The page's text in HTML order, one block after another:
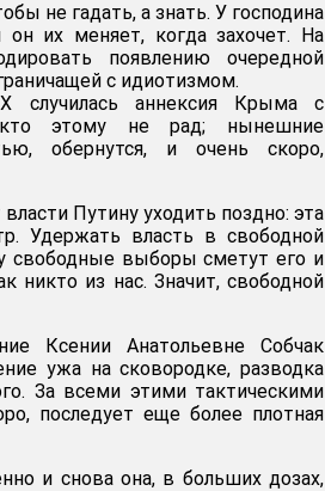
не гадать, а знать. У господина
их меняет, когда захочет. На
появлению очередной
с идиотизмом.
случилась аннексия Крыма с
кто этому не рад; нынешние
обернутся, и очень скоро,
Путину уходить поздно: эта
Удержать власть в свободной
свободные выборы сметут его и
никто из нас. Значит, свободной
Ксении Анатольевне Собчак
ужа на сковородке, разводка
За всеми этими тактическими
последует еще более плотная
и снова она, в больших дозах,